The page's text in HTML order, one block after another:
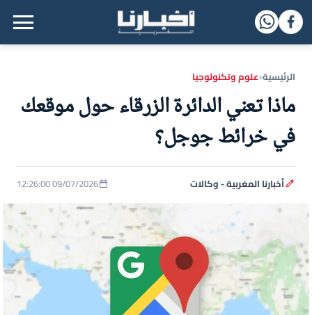
القائمة الرئيسية
الرئيسية‹علوم وتكنولوجيا
ماذا تعني الدائرة الزرقاء حول موقعك
في خرائط جوجل؟
أخبارنا المغربية - وكالات 09/07/2026 12:26:00